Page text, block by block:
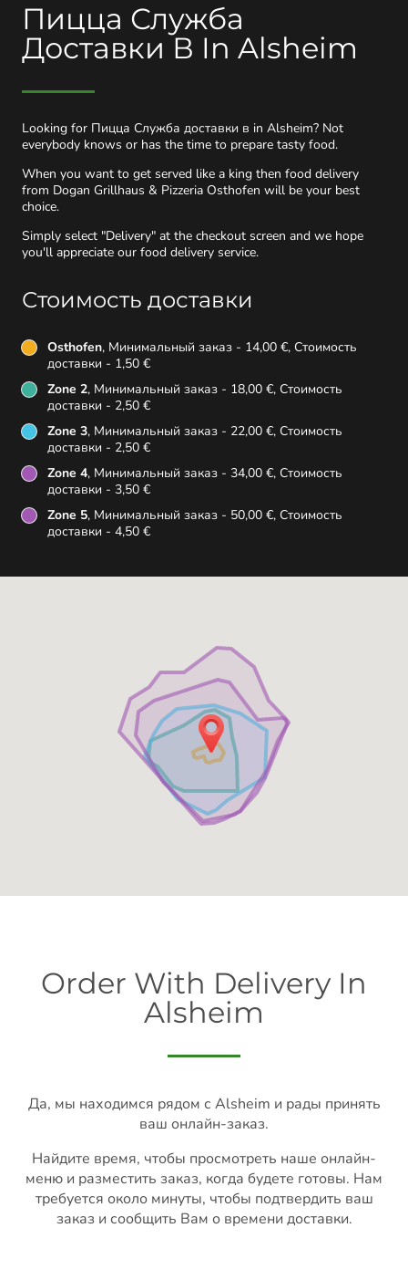
Пицца Служба
Доставки В In Alsheim
Looking for Пицца Служба доставки в in Alsheim? Not
everybody knows or has the time to prepare tasty food.
When you want to get served like a king then food delivery
from Dogan Grillhaus & Pizzeria Osthofen will be your best
choice.
Simply select "Delivery" at the checkout screen and we hope
you'll appreciate our food delivery service.
Стоимость доставки
Osthofen, Минимальный заказ - 14,00 €, Стоимость
доставки - 1,50 €
Zone 2, Минимальный заказ - 18,00 €, Стоимость
доставки - 2,50 €
Zone 3, Минимальный заказ - 22,00 €, Стоимость
доставки - 2,50 €
Zone 4, Минимальный заказ - 34,00 €, Стоимость
доставки - 3,50 €
Zone 5, Минимальный заказ - 50,00 €, Стоимость
доставки - 4,50 €
Order With Delivery In
Alsheim
Да, мы находимся рядом с Alsheim и рады принять
ваш онлайн-заказ.
Найдите время, чтобы просмотреть наше онлайн-
меню и разместить заказ, когда будете готовы. Нам
требуется около минуты, чтобы подтвердить ваш
заказ и сообщить Вам о времени доставки.